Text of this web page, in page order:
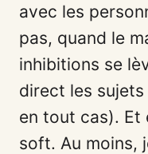
avec les
pas, quand le
inhibitions se
direct les
en tout cas). Et
soft. Au moins,